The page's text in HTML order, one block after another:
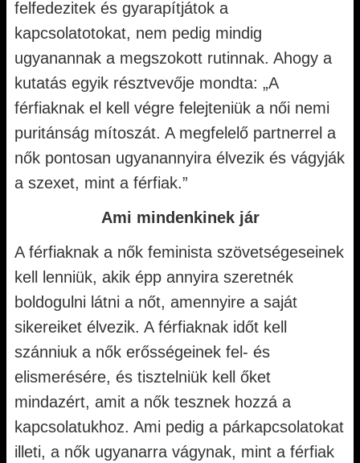
felfedezitek és gyarapítjátok a
kapcsolatotokat, nem pedig mindig
ugyanannak a megszokott rutinnak. Ahogy a
kutatás egyik résztvevője mondta: „A
férfiaknak el kell végre felejteniük a női nemi
puritánság mítoszát. A megfelelő partnerrel a
nők pontosan ugyanannyira élvezik és vágyják
a szexet, mint a férfiak.”
Ami mindenkinek jár
A férfiaknak a nők feminista szövetségeseinek
kell lenniük, akik épp annyira szeretnék
boldogulni látni a nőt, amennyire a saját
sikereiket élvezik. A férfiaknak időt kell
szánniuk a nők erősségeinek fel- és
elismerésére, és tisztelniük kell őket
mindazért, amit a nők tesznek hozzá a
kapcsolatukhoz. Ami pedig a párkapcsolatokat
illeti, a nők ugyanarra vágynak, mint a férfiak